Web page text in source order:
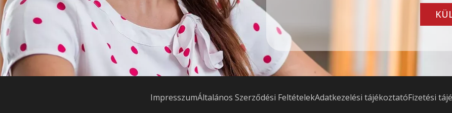
ImpresszumÁltalános Szerződési FeltételekAdatkezelési tájékoztatóFizetési